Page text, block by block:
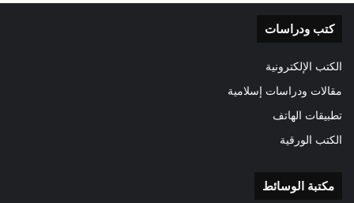
كتب ودراسات
الكتب الإلكترونية
مقالات ودراسات إسلامية
تطبيقات الهاتف
الكتب الورقية
مكتبة الوسائط